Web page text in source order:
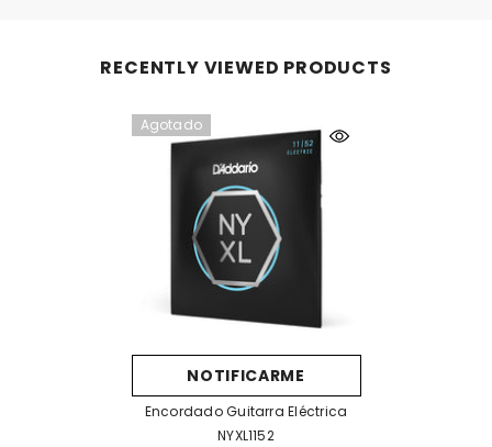
RECENTLY VIEWED PRODUCTS
Agotado
NOTIFICARME
Encordado Guitarra Eléctrica
NYXL1152